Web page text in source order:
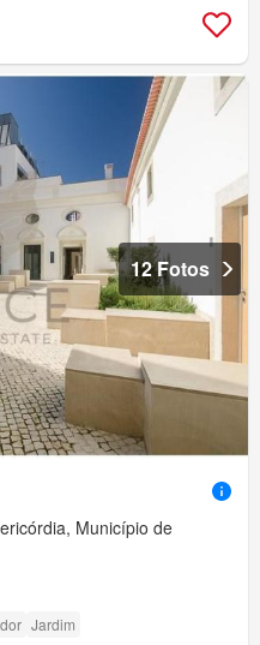
12 Fotos
Município de
Jardim